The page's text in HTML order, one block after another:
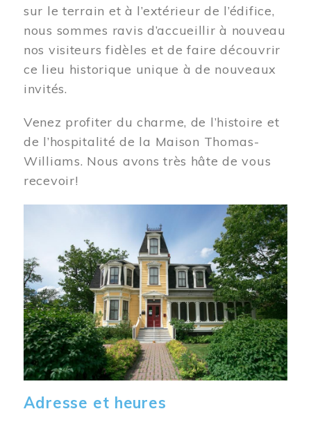
sur le terrain et à l’extérieur de l’édifice,
nous sommes ravis d’accueillir à nouveau
nos visiteurs fidèles et de faire découvrir
ce lieu historique unique à de nouveaux
invités.
Venez profiter du charme, de l’histoire et
de l’hospitalité de la Maison Thomas-
Williams. Nous avons très hâte de vous
recevoir!
Adresse et heures